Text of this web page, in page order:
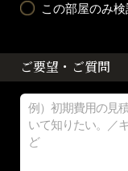
この部屋のみ検
ご要望・ご質問